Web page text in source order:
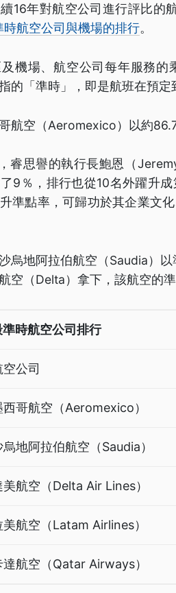
續16年對航空公司進行評比
航空公司與機場的排行。
機場、航空公司每年服務
的「準時」，即是航班在預定
航空（Aeromexico）以約
，睿思譽的執行長鮑恩（
9％，排行也從10名外躍升
準點率，可歸功於其企業文
烏地阿拉伯航空（Saudia）
空（Delta）拿下，該航空的
時航空公司排行
空公司
西哥航空（Aeromexico）
烏地阿拉伯航空（Saudia）
美航空（Delta Air Lines）
美航空（Latam Airlines）
達航空（Qatar Airways）